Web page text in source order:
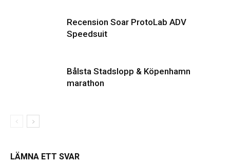
Recension Soar ProtoLab ADV
Speedsuit
Bålsta Stadslopp & Köpenhamn
marathon
LÄMNA ETT SVAR